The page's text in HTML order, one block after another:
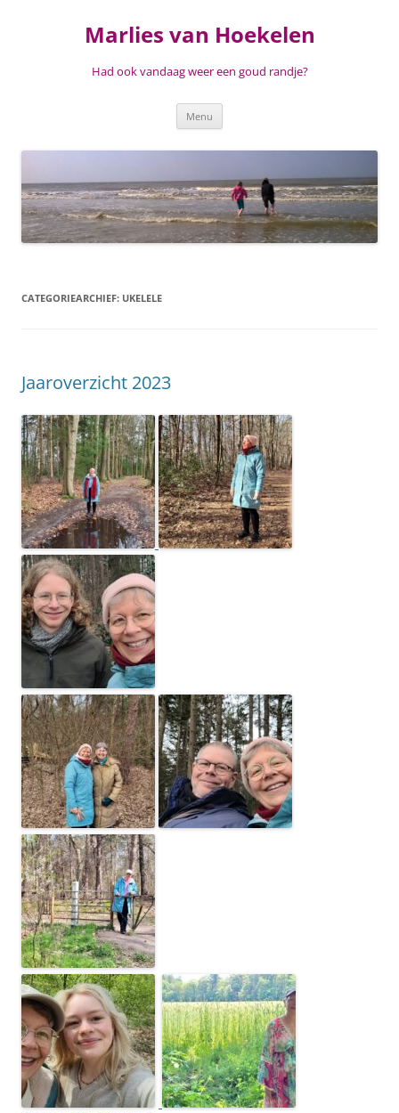
Marlies van Hoekelen
Had ook vandaag weer een goud randje?
Menu
CATEGORIEARCHIEF: UKELELE
Jaaroverzicht 2023